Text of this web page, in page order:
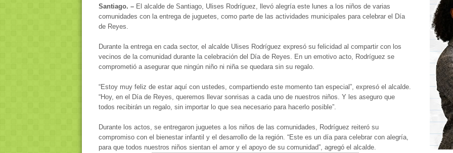
Santiago. –El alcalde de Santiago, Ulises Rodríguez, llevó alegría este lunes a los niños de varias
comunidades con la entrega de juguetes, como parte de las actividades municipales para celebrar el Día
de Reyes.
Durante la entrega en cada sector, el alcalde Ulises Rodríguez expresó su felicidad al compartir con los
vecinos de la comunidad durante la celebración del Día de Reyes. En un emotivo acto, Rodríguez se
comprometió a asegurar que ningún niño ni niña se quedara sin su regalo.
“Estoy muy feliz de estar aquí con ustedes, compartiendo este momento tan especial”, expresó el alcalde.
“Hoy, en el Día de Reyes, queremos llevar sonrisas a cada uno de nuestros niños. Y les aseguro que
todos recibirán un regalo, sin importar lo que sea necesario para hacerlo posible”.
Durante los actos, se entregaron juguetes a los niños de las comunidades, Rodríguez reiteró su
compromiso con el bienestar infantil y el desarrollo de la región. “Este es un día para celebrar con alegría,
para que todos nuestros niños sientan el amor y el apoyo de su comunidad”, agregó el alcalde.